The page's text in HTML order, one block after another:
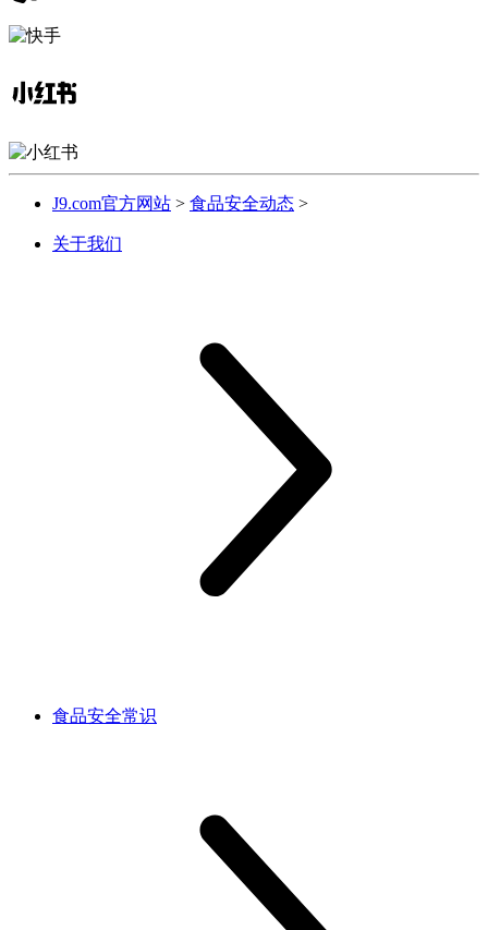
J9.com官方网站 > 食品安全动态 >
关于我们
食品安全常识